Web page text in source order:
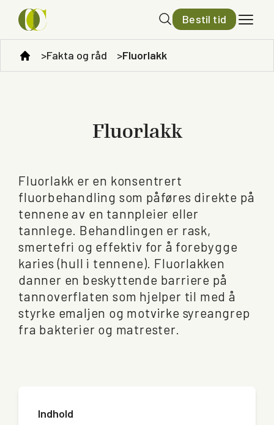
Bestil tid
Fakta og råd Fluorlakk
Fluorlakk
Fluorlakk er en konsentrert
fluorbehandling som påføres direkte på
tennene av en tannpleier eller
tannlege. Behandlingen er rask,
smertefri og effektiv for å forebygge
karies (hull i tennene). Fluorlakken
danner en beskyttende barriere på
tannoverflaten som hjelper til med å
styrke emaljen og motvirke syreangrep
fra bakterier og matrester.
Indhold